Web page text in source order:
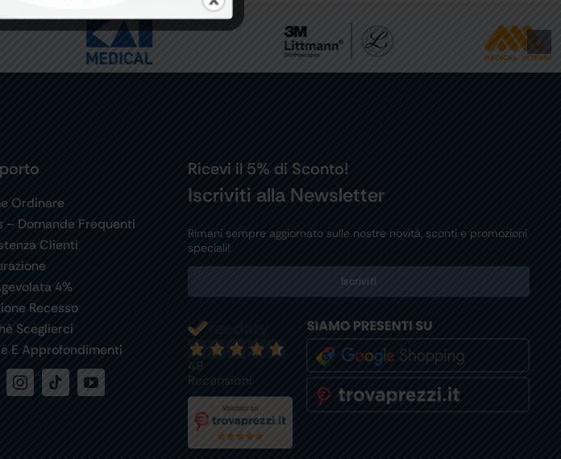
Ordinare
– Domande Frequenti
Clienti
4%
Recesso
Sceglierci
E Approfondimenti
Ricevi il 5% di Sconto!
Iscriviti alla Newsletter
Rimani sempre aggiornato sulle nostre novità, sconti e promozioni
speciali!
Iscriviti
49
Recensioni